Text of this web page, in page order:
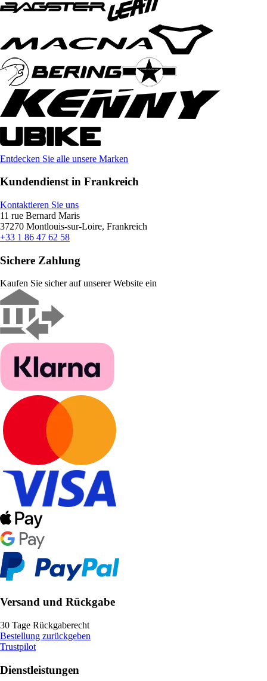
Entdecken Sie alle unsere Marken
Kundendienst in Frankreich
Kontaktieren Sie uns
11 rue Bernard Maris
37270 Montlouis-sur-Loire, Frankreich
+33 1 86 47 62 58
Sichere Zahlung
Kaufen Sie sicher auf unserer Website ein
Versand und Rückgabe
30 Tage Rückgaberecht
Bestellung zurückgeben
Trustpilot
Dienstleistungen